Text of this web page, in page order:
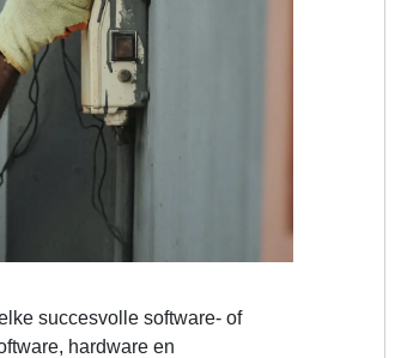
succesvolle software- of
hardware en